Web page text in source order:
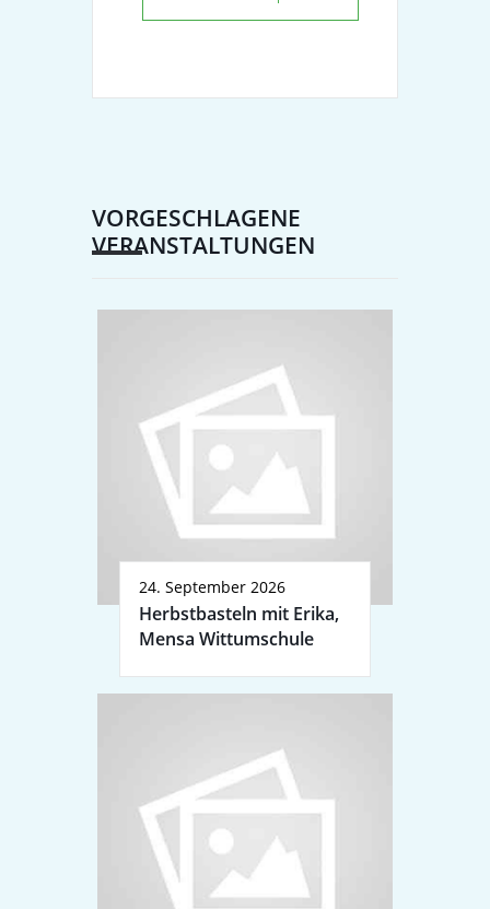
VORGESCHLAGENE
VERANSTALTUNGEN
24. September 2026
Herbstbasteln mit Erika,
Mensa Wittumschule